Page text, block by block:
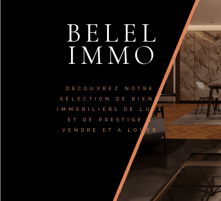
BELEL
IMMO
DÉCOUVREZ NOTRE
SÉLECTION DE BIENS
IMMOBILIERS DE LUXE
ET DE PRESTIGE À
VENDRE ET À LOUER